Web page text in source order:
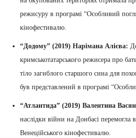
режисуру в програмі “Особливий
кінофестивалю.
“Додому” (2019) Нарімана Алієва:
кримськотатарського режисера про
тіло загиблого старшого сина для
був представлений в програмі
“Атлантида” (2019) Валентина
наслідки війни на Донбасі перемогла
Венеційського кінофестивалю.